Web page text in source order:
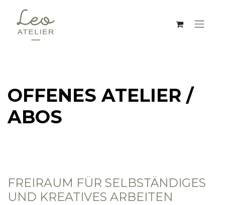
OFFENES ATELIER /
ABOS
FREIRAUM FÜR SELBSTÄNDIGES
UND KREATIVES ARBEITEN